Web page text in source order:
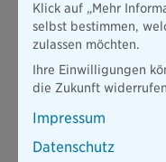
Das Vorsorgebudget
Schutz Ihres Kindes
Damit es erst gar nicht
einem Unfall Ihres Kindes
wichtig und essenziell. Mit
dem Vorsorgebudget
Klick auf „Mehr
selbst bestimmen,
zulassen möchten.
Ihre Einwilligungen
die Zukunft
Impressum
Datenschutz